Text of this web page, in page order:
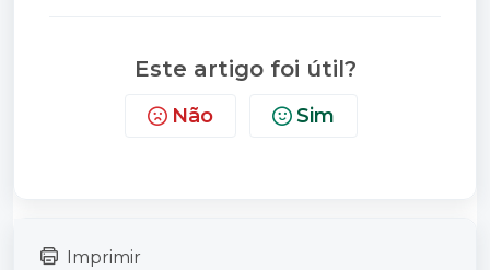
Este artigo foi útil?
Não Sim
Imprimir